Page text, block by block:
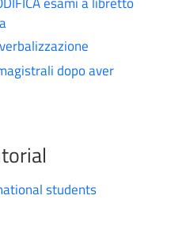
dopo aver
students